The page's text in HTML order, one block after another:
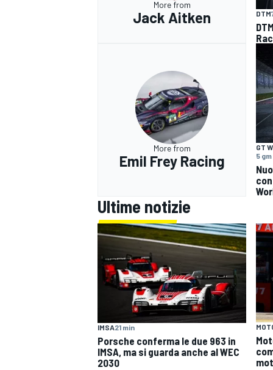
More from
Jack Aitken DTM
More from
Emil Frey Racing
GT
5 gm
Ultime notizie
IMSA21 min
Porsche conferma le due 963 in
IMSA, ma si guarda anche al WEC
2030